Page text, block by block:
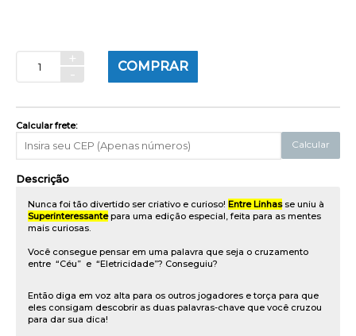
+
-
COMPRAR
Calcular frete:
Calcular
Descrição
Nunca foi tão divertido ser criativo e curioso! Entre Linhasse uniu à
Superinteressantepara uma edição especial, feita para as mentes
mais curiosas.
Você consegue pensar em uma palavra que seja o cruzamento
entre “Céu” e “Eletricidade”? Conseguiu?
Então diga em voz alta para os outros jogadores e torça para que
eles consigam descobrir as duas palavras-chave que você cruzou
para dar sua dica!